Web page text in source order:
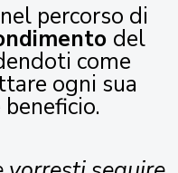
percorso di
del
come
ogni sua